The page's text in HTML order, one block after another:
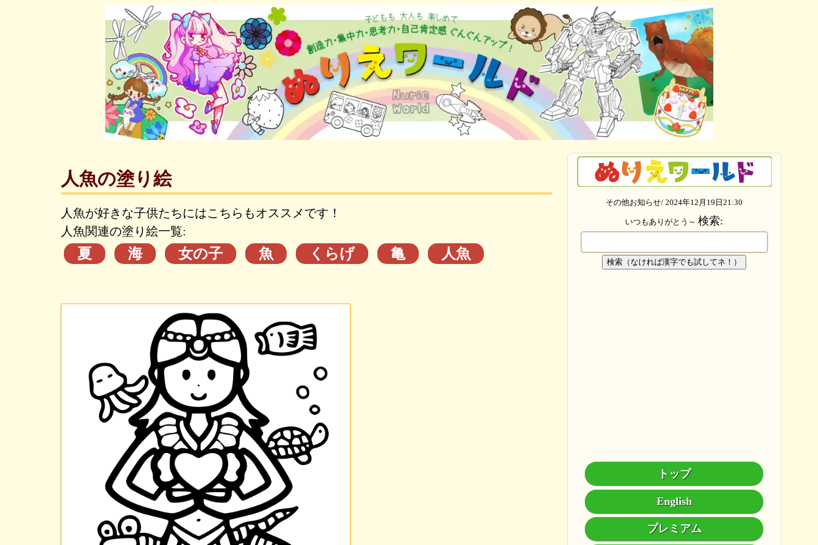
人魚の塗り絵
人魚が好きな子供たちにはこちらもオススメです！
人魚関連の塗り絵一覧:
夏 海 女の子 魚 くらげ 亀 人魚
その他お知らせ/ 2024年12月19日21:30
いつもありがとう～検索:
検索（なければ漢字でも試してネ！）
トップ
English
プレミアム